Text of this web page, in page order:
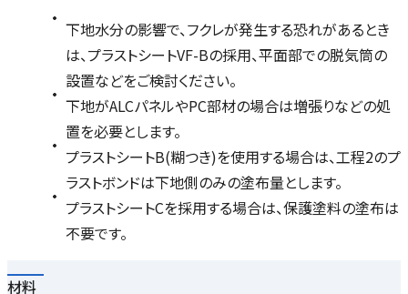
下地水分の影響で、フクレが発生する恐れがあるとき
は、プラストシートVF-Bの採用、平面部での脱気筒の
設置などをご検討ください。
下地がALCパネルやPC部材の場合は増張りなどの処
置を必要とします。
プラストシートB(糊つき)を使用する場合は、工程2のプ
ラストボンドは下地側のみの塗布量とします。
プラストシートCを採用する場合は、保護塗料の塗布は
不要です。
材料